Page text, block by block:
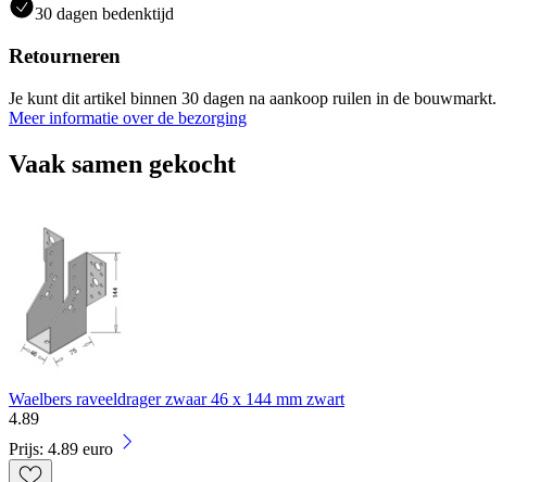
30 dagen bedenktijd
Retourneren
Je kunt dit artikel binnen 30 dagen na aankoop ruilen in de bouwmarkt.
Meer informatie over de bezorging
Vaak samen gekocht
Waelbers raveeldrager zwaar 46 x 144 mm zwart
4.89
Prijs: 4.89 euro